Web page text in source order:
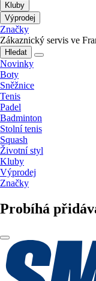
Kluby
Výprodej
Značky
Zákaznický servis ve
Hledat
Novinky
Boty
Sněžnice
Tenis
Padel
Badminton
Stolní tenis
Squash
Životní styl
Kluby
Výprodej
Značky
Probíhá